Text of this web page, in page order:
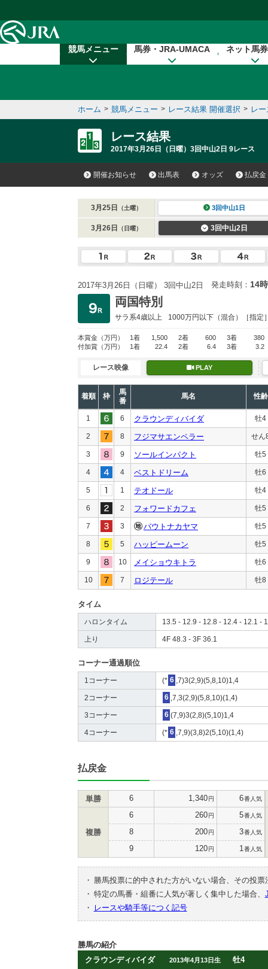
競馬メニュー 馬券・JRA-UMACA ネット馬
ホーム > 競馬メニュー > レース結果 開催選択 > レ
レース結果
2017年3月26日（日曜）3回中山2日 9レース
開催お知らせ 出馬表 オッズ 払戻金
3月25日 （土曜） 3回中山1日
3月26日 （日曜） 3回中山2日
2017年3月26日（日曜） 3回中山2日 発走時刻： 14
両国特別
サラ系4歳以上 1000万円以下 （混合）［指定
本賞金 （万円） 1着 1,500 2着 600 3着
380
付加賞 （万円） 1着 22.4 2着 6.4 3着 3.2
レース映像 PLAY
着順 枠
馬
番
馬名 性齢
1 6 クラウンディバイダ 牡4
2 8 フジマサエンペラー せん
3 9 ソールインパクト 牡5
4 4 ベストドリーム 牡6
5 1 テオドール 牡4
6 2 フォワードカフェ 牡5
7 3 バウトナカヤマ 牡5
8 5 ハッピームーン 牡5
9 10 メイショウキトラ 牡6
10 7 ロジテール 牡8
タイム
ハロンタイム 13.5 - 12.9 - 12.8 - 12.4 - 12.1 -
上り 4F 48.3 - 3F 36.1
コーナー通過順位
1コーナー (* 6 ,7)3(2,9)(5,8,10)1,4
2コーナー 6 ,7,3(2,9)(5,8,10)(1,4)
3コーナー 6 (7,9)3(2,8)(5,10)1,4
4コーナー (* 6 ,7,9)(3,8)2(5,10)(1,4)
払戻金
単勝 6 1,340円 6番人気
複勝
6 260円 5番人気
8 200円 3番人気
9 120円 1 番人気
・
勝馬投票に的中された方がいない場合、その投
・ 特定の馬番・組番に人気が著しく集中した場合、
・
レースや騎手等につく記号
勝馬の紹介
クラウンディバイダ
2013年4月13日生 牡4